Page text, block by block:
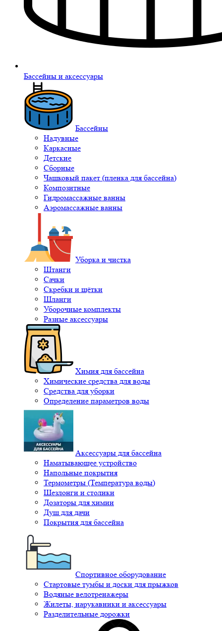
Бассейны и аксессуары
Бассейны
Надувные
Каркасные
Детские
Сборные
Чашковый пакет (пленка для бассейна)
Композитные
Гидромассажные ванны
Аэромассажные ванны
Уборка и чистка
Штанги
Сачки
Скребки и щётки
Шланги
Уборочные комплекты
Разные аксессуары
Химия для бассейна
Химические средства для воды
Средства для уборки
Определение параметров воды
Аксессуары для бассейна
Наматывающее устройство
Напольные покрытия
Термометры (Температура воды)
Шезлонги и столики
Дозаторы для химии
Душ для дачи
Покрытия для бассейна
Спортивное оборудование
Стартовые тумбы и доски для прыжков
Водяные велотренажеры
Жилеты, нарукавники и аксессуары
Разделительные дорожки